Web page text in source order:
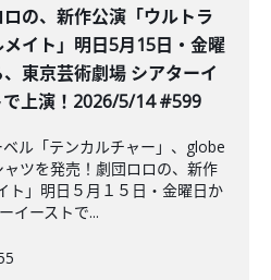
ロの、新作公演「ウルトラ
メイト」明日5月15日・金曜
、東京芸術劇場 シアターイ
で上演！2026/5/14 #599
ベル「テンカルチャー」、globe
ツを発売！劇団ロロの、新作
ト」明日５月１５日・金曜日か
イーストで...